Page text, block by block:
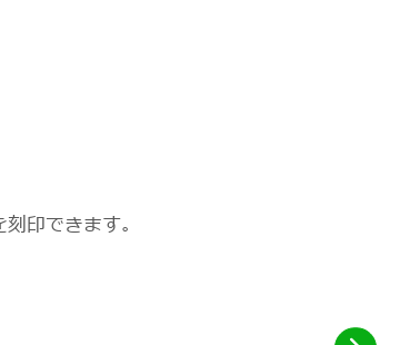
印できます。